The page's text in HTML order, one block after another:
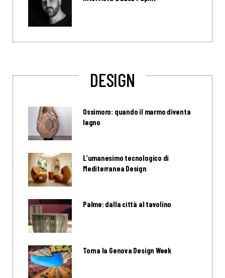
DESIGN
Ossimoro: quando il marmo diventa
legno
L’umanesimo tecnologico di
Mediterranea Design
Palme: dalla città al tavolino
Torna la Genova Design Week